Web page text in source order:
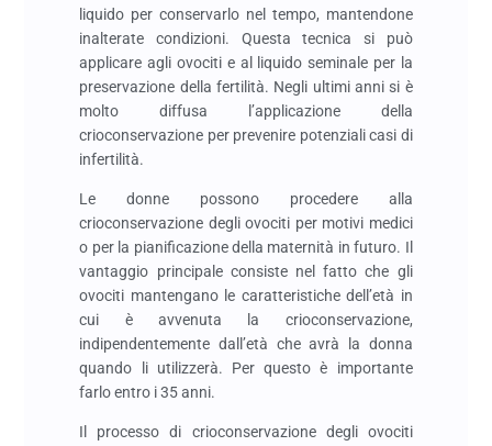
liquido per conservarlo nel tempo, mantendone
inalterate condizioni. Questa tecnica si può
applicare agli ovociti e al liquido seminale per la
preservazione della fertilità. Negli ultimi anni si è
molto diffusa l’applicazione della
crioconservazione per prevenire potenziali casi di
infertilità.
Le donne possono procedere alla
crioconservazione degli ovociti per motivi medici
o per la pianificazione della maternità in futuro. Il
vantaggio principale consiste nel fatto che gli
ovociti mantengano le caratteristiche dell’età in
cui è avvenuta la crioconservazione,
indipendentemente dall’età che avrà la donna
quando li utilizzerà. Per questo è importante
farlo entro i 35 anni.
Il processo di crioconservazione degli ovociti